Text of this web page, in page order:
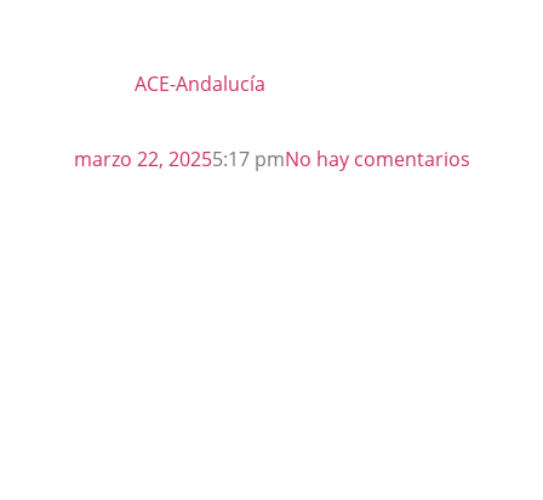
ACE-Andalucía
marzo 22, 20255:17 pmNo hay comentarios